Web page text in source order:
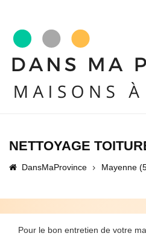
NETTOYAGE
DansMaProvince Mayenne
Pour le bon entretien de votre